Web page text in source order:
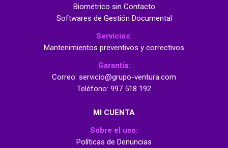
Biométrico sin Contacto
Softwares de Gestión Documental
Servicios:
Mantenimientos preventivos y correctivos
Garantía:
Correo: servicio@grupo-ventura.com
Teléfono: 997 518 192
MI CUENTA
Sobre el uso:
Políticas de Denuncias